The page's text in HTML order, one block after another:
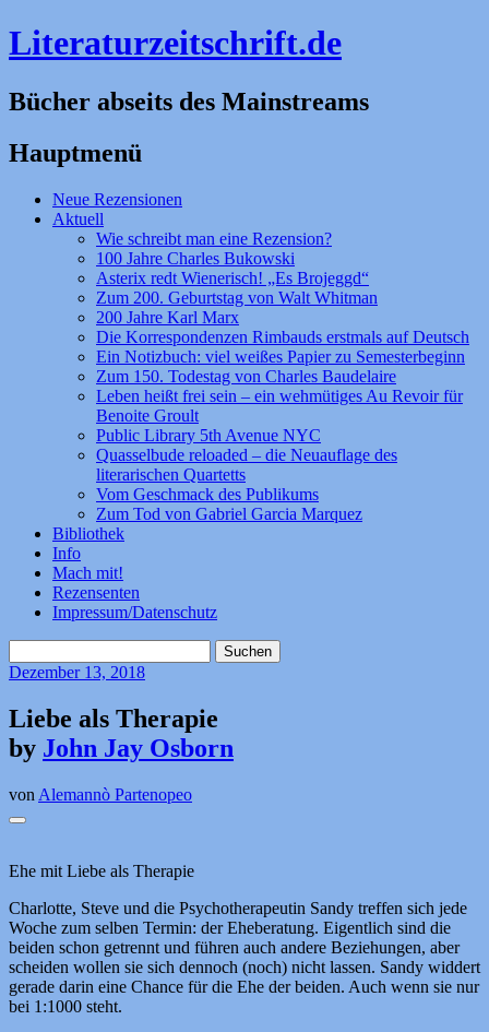
Literaturzeitschrift.de
Bücher abseits des Mainstreams
Hauptmenü
Zum
Inhalt
Neue Rezensionen
Aktuell
Wie schreibt man eine Rezension?
100 Jahre Charles Bukowski
Asterix redt Wienerisch! „Es Brojeggd“
Zum 200. Geburtstag von Walt Whitman
200 Jahre Karl Marx
Die Korrespondenzen Rimbauds erstmals auf Deutsch
Ein Notizbuch: viel weißes Papier zu Semesterbeginn
Zum 150. Todestag von Charles Baudelaire
Leben heißt frei sein – ein wehmütiges Au Revoir für
Benoite Groult
Public Library 5th Avenue NYC
Quasselbude reloaded – die Neuauflage des
literarischen Quartetts
Vom Geschmack des Publikums
Zum Tod von Gabriel Garcia Marquez
Bibliothek
Info
Mach mit!
Rezensenten
Impressum/Datenschutz
nach:
Dezember13, 2018
Liebe als Therapie
by John Jay Osborn
von Alemannò Partenopeo
Ehe mit Liebe als Therapie
Charlotte, Steve und die Psychotherapeutin Sandy treffen sich jede
Woche zum selben Termin: der Eheberatung. Eigentlich sind die
beiden schon getrennt und führen auch andere Beziehungen, aber
scheiden wollen sie sich dennoch (noch) nicht lassen. Sandy widdert
gerade darin eine Chance für die Ehe der beiden. Auch wenn sie nur
bei 1:1000 steht.